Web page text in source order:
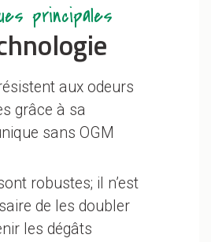
principales
aux odeurs
grâce à sa
sans OGM
robustes; il n’est
de les doubler
les dégâts